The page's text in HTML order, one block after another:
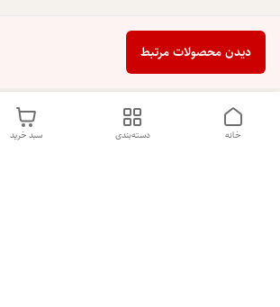
دیدن محصولات مرتبط
سبد خرید دسته‌بندی خانه